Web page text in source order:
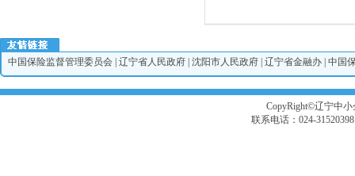
中国保险监督管理委员会 辽宁省人民政府 沈阳市人民政府 辽宁省金融办 中国
CopyRight©辽宁中小
联系电话：024-